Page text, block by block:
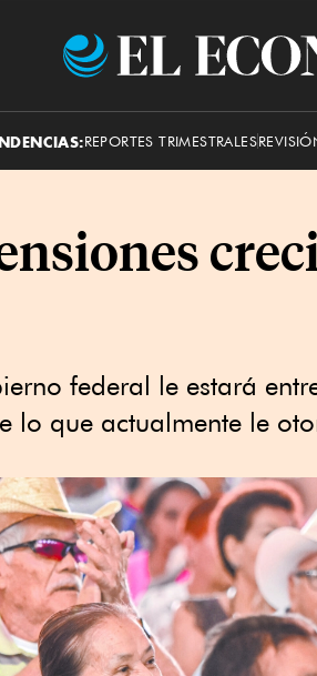
El
REPORTES TRIMESTRALES
federal le estará
lo que actualmente le